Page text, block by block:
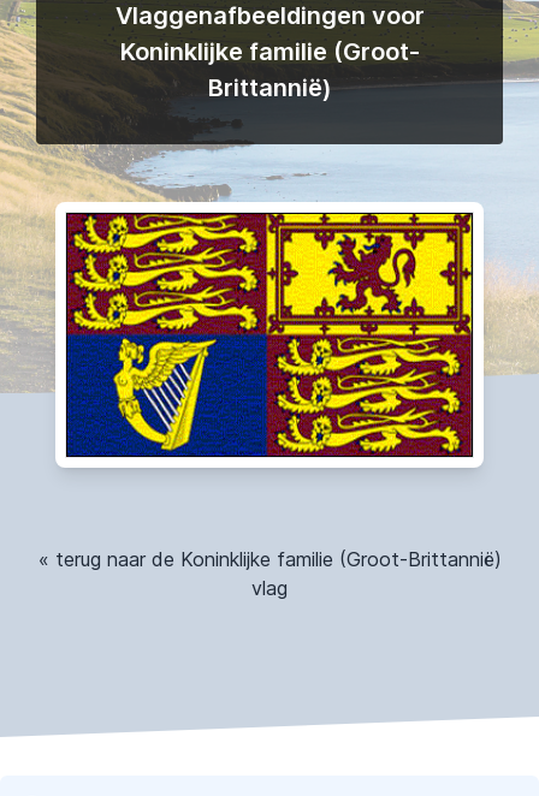
Vlaggenafbeeldingen voor
Koninklijke familie (Groot-
Brittannië)
« terug naar de Koninklijke familie (Groot-Brittannië)
vlag